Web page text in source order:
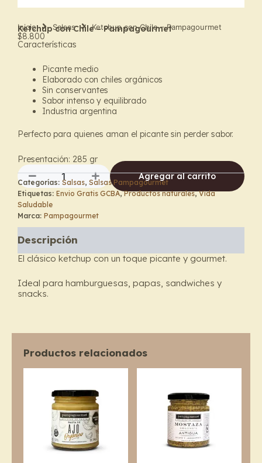
Inicio Salsas Ketchup con Chile – Pampagourmet
Ketchup con Chile – Pampagourmet
$8.800
Características
Picante medio
Elaborado con chiles orgánicos
Sin conservantes
Sabor intenso y equilibrado
Industria argentina
Perfecto para quienes aman el picante sin perder sabor.
Presentación: 285 gr
Ketchup
con
Chile
–
Pampagourmet
cantidad
Agregar al carrito
Categorías: Salsas, Salsas Pampagourmet
Etiquetas: Envio Gratis GCBA,Productos naturales,Vida
Saludable
Marca: Pampagourmet
Descripción
El clásico ketchup con un toque picante y gourmet.
Ideal para hamburguesas, papas, sandwiches y
snacks.
Productos relacionados